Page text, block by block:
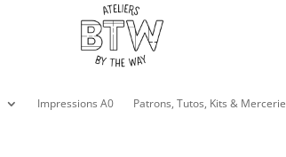
Impressions A0 Patrons, Tutos, Kits & Mercerie